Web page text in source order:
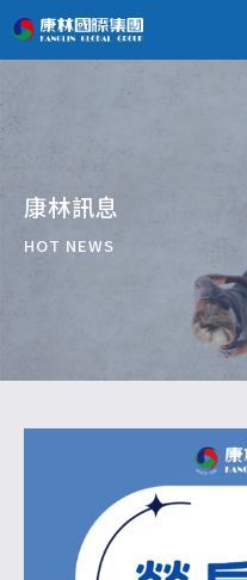
康林訊息
HOT NEWS